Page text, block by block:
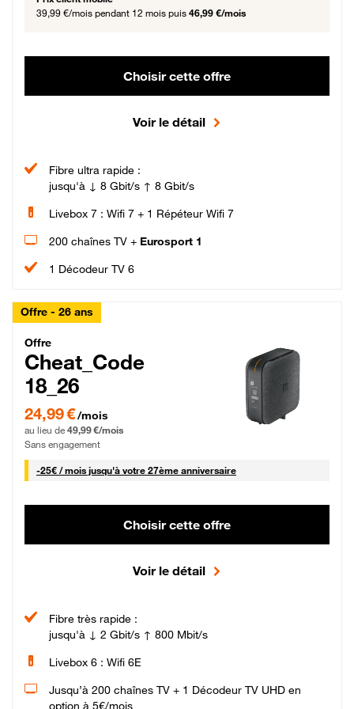
39,99 €/mois pendant 12 mois puis 46,99 €/mois
Choisir cette offre
Voir le détail
Fibre ultra rapide :
jusqu'à ↓ 8 Gbit/s ↑ 8 Gbit/s
Livebox 7 : Wifi 7 + 1 Répéteur Wifi 7
200 chaînes TV + Eurosport 1
1 Décodeur TV 6
Offre - 26 ans
Cheat_Code Fibre_18_26
Offre
Cheat_Code
18_26
24,99 € par mois pendant 0 mois puis 49,99 € par mois, Sans engagement
24,99 €/mois
au lieu de 49,99 €/mois
Sans engagement
-25€ / mois25 € par mois
jusqu'à votre 27ème anniversaire
Choisir cette offre
Voir le détail
Fibre très rapide :
jusqu'à ↓ 2 Gbit/s ↑ 800 Mbit/s
Livebox 6 : Wifi 6E
Jusqu’à 200 chaînes TV + 1 Décodeur TV UHD en
option à 5€/mois